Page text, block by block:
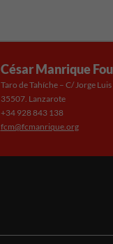
César Manrique
Taro de Tahíche – C/ Jorge
35507. Lanzarote
+34 928 843 138
fcm@fcmanrique.org